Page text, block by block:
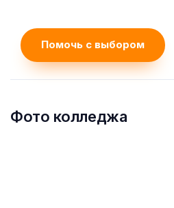
Помочь с выбором
Фото колледжа